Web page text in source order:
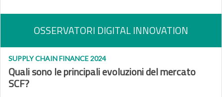
OSSERVATORI DIGITAL INNOVATION
SUPPLY CHAIN FINANCE 2024
Quali sono le principali evoluzioni del mercato
SCF?